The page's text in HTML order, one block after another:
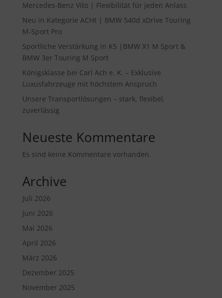
Mercedes-Benz Vito | Flexibilität für jeden Anlass
Neu in Kategorie ACHt | BMW 540d xDrive Touring
M-Sport Pro
Sportliche Verstärkung in K5 |BMW X1 M Sport &
BMW 3er Touring M Sport
Königsklasse bei Carl Ach e. K. – Exklusive
Luxusfahrzeuge mit höchstem Anspruch
Unsere Transportlösungen – stark, flexibel,
zuverlässig
Neueste Kommentare
Es sind keine Kommentare vorhanden.
Archive
Juli 2026
Juni 2026
Mai 2026
April 2026
März 2026
Dezember 2025
November 2025